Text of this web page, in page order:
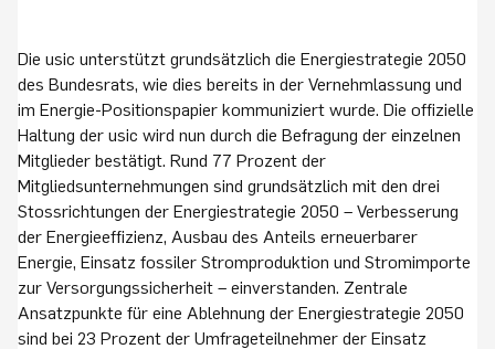
Die usic unterstützt grundsätzlich die Energiestrategie 2050
des Bundesrats, wie dies bereits in der Vernehmlassung und
im Energie-Positionspapier kommuniziert wurde. Die offizielle
Haltung der usic wird nun durch die Befragung der einzelnen
Mitglieder bestätigt. Rund 77 Prozent der
Mitgliedsunternehmungen sind grundsätzlich mit den drei
Stossrichtungen der Energiestrategie 2050 – Verbesserung
der Energieeffizienz, Ausbau des Anteils erneuerbarer
Energie, Einsatz fossiler Stromproduktion und Stromimporte
zur Versorgungssicherheit – einverstanden. Zentrale
Ansatzpunkte für eine Ablehnung der Energiestrategie 2050
sind bei 23 Prozent der Umfrageteilnehmer der Einsatz